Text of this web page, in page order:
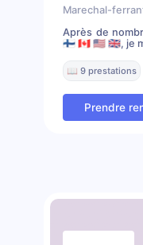
Marechal-
Après de
🇫🇮 🇨🇦 🇺🇸 🇬🇧, je
📖 9 prestations
Prendre